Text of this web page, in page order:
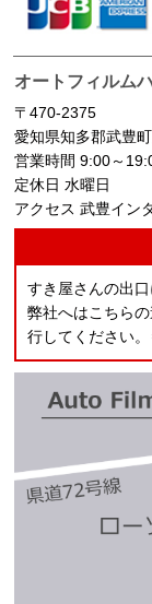
オートフィルム
〒470-2375
愛知県知多郡武豊
営業時間 9:00～
定休日 水曜日
アクセス 武豊イン
すき屋さんの出
弊社へはこちら
行してください。